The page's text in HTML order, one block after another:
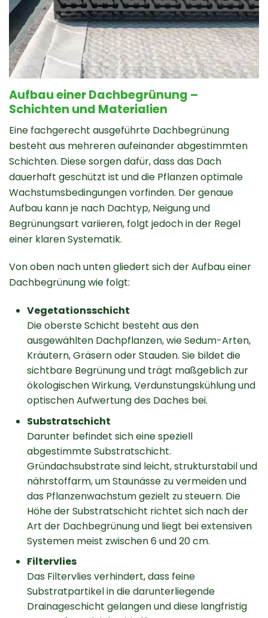
Aufbau einer Dachbegrünung –
Schichten und Materialien
Eine fachgerecht ausgeführte Dachbegrünung
besteht aus mehreren aufeinander abgestimmten
Schichten. Diese sorgen dafür, dass das Dach
dauerhaft geschützt ist und die Pflanzen optimale
Wachstumsbedingungen vorfinden. Der genaue
Aufbau kann je nach Dachtyp, Neigung und
Begrünungsart variieren, folgt jedoch in der Regel
einer klaren Systematik.
Von oben nach unten gliedert sich der Aufbau einer
Dachbegrünung wie folgt:
Vegetationsschicht
Die oberste Schicht besteht aus den
ausgewählten Dachpflanzen, wie Sedum-Arten,
Kräutern, Gräsern oder Stauden. Sie bildet die
sichtbare Begrünung und trägt maßgeblich zur
ökologischen Wirkung, Verdunstungskühlung und
optischen Aufwertung des Daches bei.
Substratschicht
Darunter befindet sich eine speziell
abgestimmte Substratschicht.
Gründachsubstrate sind leicht, strukturstabil und
nährstoffarm, um Staunässe zu vermeiden und
das Pflanzenwachstum gezielt zu steuern. Die
Höhe der Substratschicht richtet sich nach der
Art der Dachbegrünung und liegt bei extensiven
Systemen meist zwischen 6 und 20 cm.
Filtervlies
Das Filtervlies verhindert, dass feine
Substratpartikel in die darunterliegende
Drainageschicht gelangen und diese langfristig